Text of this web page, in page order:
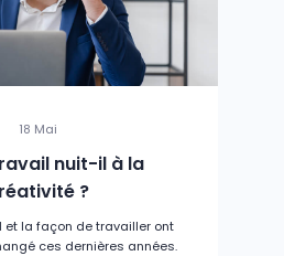
18 Mai
nuit-il à la
?
et la façon de travailler ont
ces dernières années.